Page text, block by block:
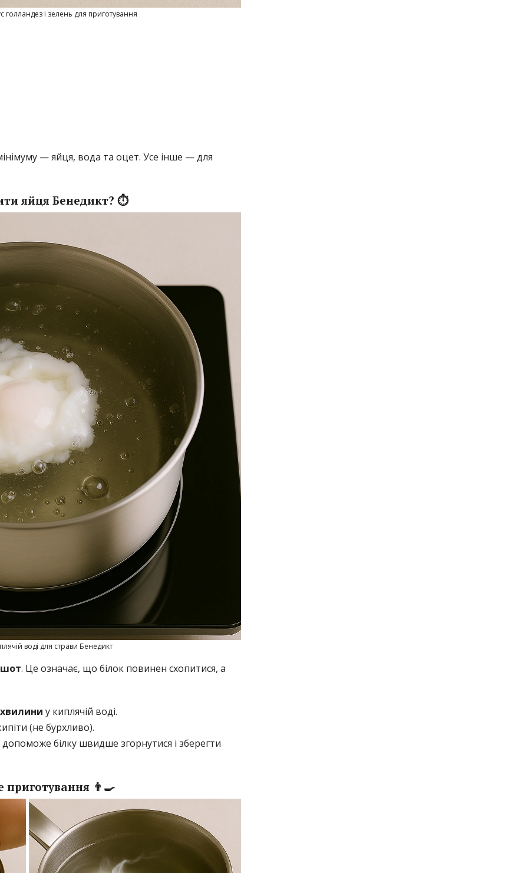
голландез і зелень для приготування
— яйця, вода та оцет. Усе інше — для
яйця Бенедикт? ⏱️
воді для страви Бенедикт
. Це означає, що білок повинен схопитися, а
у киплячій воді.
(не бурхливо).
білку швидше згорнутися і зберегти
приготування 👨‍🍳